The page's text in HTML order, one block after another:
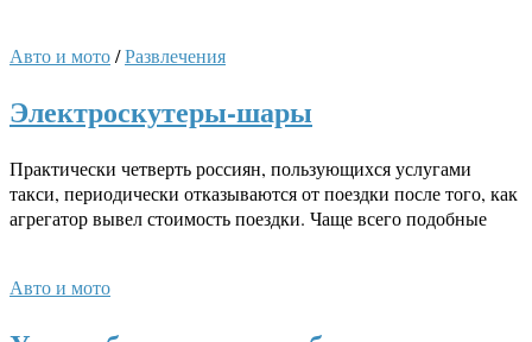
Авто и мото/Развлечения
Электроскутеры-шары
Практически четверть россиян, пользующихся услугами
такси, периодически отказываются от поездки после того, как
агрегатор вывел стоимость поездки. Чаще всего подобные
Авто и мото